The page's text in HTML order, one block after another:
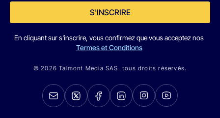
S'INSCRIRE
En cliquant sur s'inscrire, vous confirmez que vous acceptez nos
Termes et Conditions
© 2026 Talmont Media SAS. tous droits réservés.